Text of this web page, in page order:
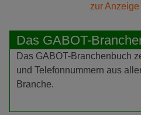
zur Anzeige
Das GABOT-
Das GABOT-Branchenbuch
und Telefonnummern aus
Branche.